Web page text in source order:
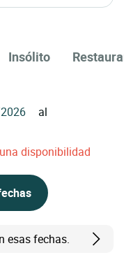
Insólito
al
disponibilidad
esas fechas.